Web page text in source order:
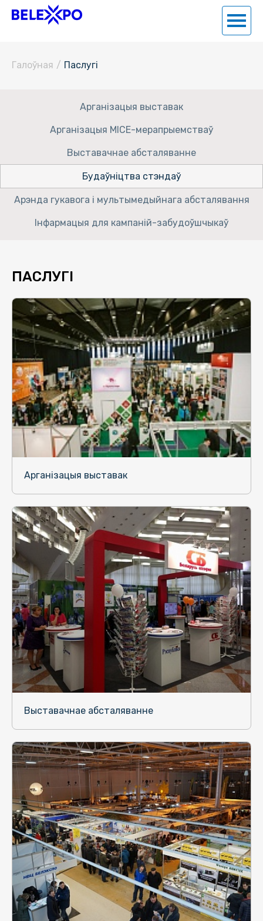
Галоўная / Паслугi
Арганізацыя выставак
Арганізацыя MICE-мерапрыемстваў
Выставачнае абсталяванне
Будаўніцтва стэндаў
Арэнда гукавога і мультымедыйнага абсталявання
Інфармацыя для кампаній-забудоўшчыкаў
ПАСЛУГІ
Арганізацыя выставак
Выставачнае абсталяванне